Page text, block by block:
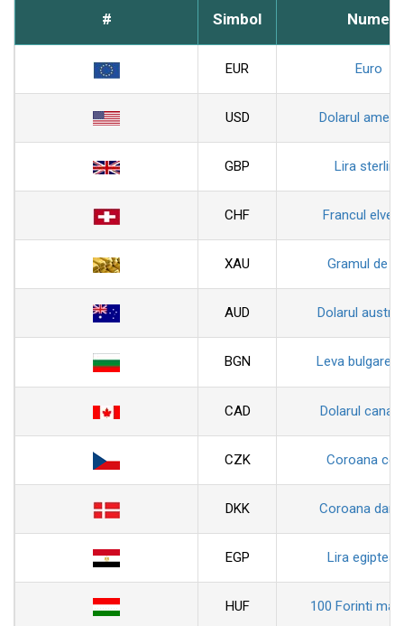
# Simbol Nume
EUR Euro
USD Dolarul
GBP Lira sterlina
CHF Francul
XAU Gramul de
AUD Dolarul
BGN Leva
CAD Dolarul
CZK Coroana
DKK Coroana
EGP Lira
HUF 100 Forinti